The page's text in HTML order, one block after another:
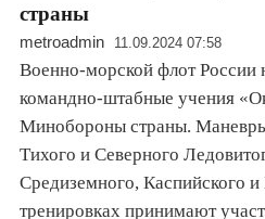
страны
metroadmin 11.09.2024 07:58
Военно-морской флот России
командно-штабные учения
Минобороны страны. Маневры
Тихого и Северного
Средиземного, Каспийского
тренировках принимают